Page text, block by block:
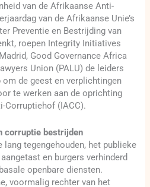
van de Afrikaanse Anti-
van de Afrikaanse Unie’s
Preventie en Bestrijding van
roepen Integrity Initiatives
Good Governance Africa
Union (PALU) de leiders
de geest en verplichtingen
te werken aan de oprichting
Corruptiehof (IACC).
corruptie bestrijden
tegengehouden, het publieke
en burgers verhinderd
openbare diensten.
voormalig rechter van het